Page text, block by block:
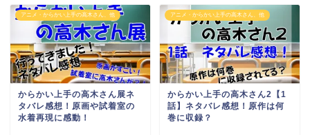
アニメ・からかい上手の高木さん、他
からかい上手の高木さん展ネ
タバレ感想！原画や試着室の
水着再現に感動！
アニメ・からかい上手の高木さん、他
からかい上手の高木さん2【1
話】ネタバレ感想！原作は何
巻に収録？